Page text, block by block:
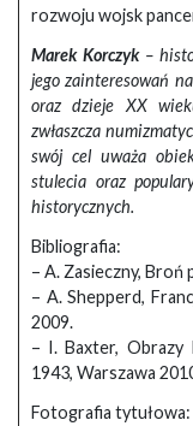
rozwoju wojsk
Marek Korczyk–
jego zainteresowań
oraz dzieje XX
zwłaszcza
swój cel uważa
stulecia oraz
historycznych.
Bibliografia:
– A. Zasieczny, Broń
– A. Shepperd,
2009.
– I. Baxter,
1943, Warszawa
Fotografia tytułowa: